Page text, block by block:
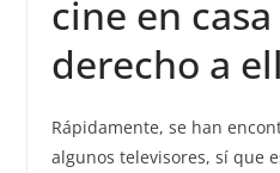
cine en
derecho a
Rápidamente, se han
algunos televisores, sí que